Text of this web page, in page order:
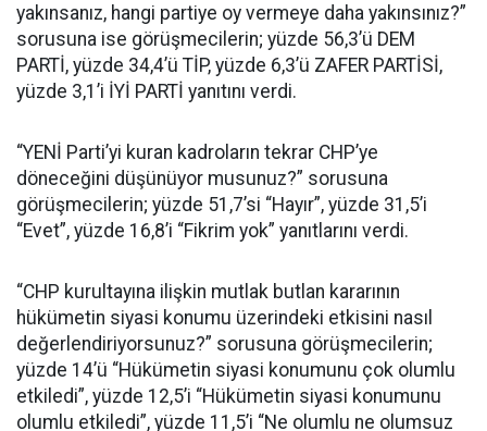
yakınsanız, hangi partiye oy vermeye daha yakınsınız?”
sorusuna ise görüşmecilerin; yüzde 56,3’ü DEM
PARTİ, yüzde 34,4’ü TİP, yüzde 6,3’ü ZAFER PARTİSİ,
yüzde 3,1’i İYİ PARTİ yanıtını verdi.
“YENİ Parti’yi kuran kadroların tekrar CHP’ye
döneceğini düşünüyor musunuz?” sorusuna
görüşmecilerin; yüzde 51,7’si “Hayır”, yüzde 31,5’i
“Evet”, yüzde 16,8’i “Fikrim yok” yanıtlarını verdi.
“CHP kurultayına ilişkin mutlak butlan kararının
hükümetin siyasi konumu üzerindeki etkisini nasıl
değerlendiriyorsunuz?” sorusuna görüşmecilerin;
yüzde 14’ü “Hükümetin siyasi konumunu çok olumlu
etkiledi”, yüzde 12,5’i “Hükümetin siyasi konumunu
olumlu etkiledi”, yüzde 11,5’i “Ne olumlu ne olumsuz